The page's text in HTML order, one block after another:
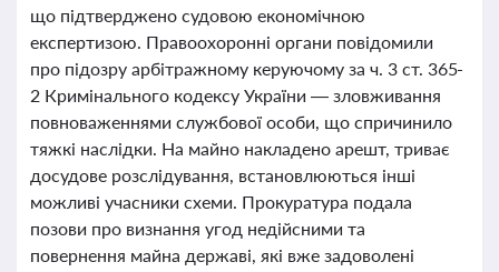
що підтверджено судовою економічною
експертизою. Правоохоронні органи повідомили
про підозру арбітражному керуючому за ч. 3 ст. 365-
2 Кримінального кодексу України — зловживання
повноваженнями службової особи, що спричинило
тяжкі наслідки. На майно накладено арешт, триває
досудове розслідування, встановлюються інші
можливі учасники схеми. Прокуратура подала
позови про визнання угод недійсними та
повернення майна державі, які вже задоволені